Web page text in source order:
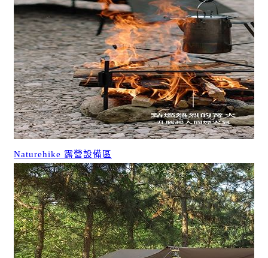
Naturehike 露營設備區